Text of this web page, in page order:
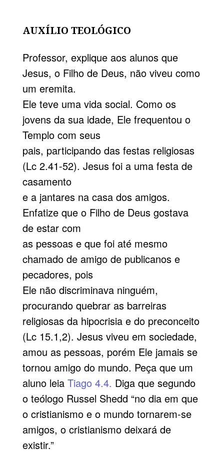
AUXÍLIO TEOLÓGICO
Professor, explique aos alunos que
Jesus, o Filho de Deus, não viveu como
um eremita.
Ele teve uma vida social. Como os
jovens da sua idade, Ele frequentou o
Templo com seus
pais, participando das festas religiosas
(Lc 2.41-52). Jesus foi a uma festa de
casamento
e a jantares na casa dos amigos.
Enfatize que o Filho de Deus gostava
de estar com
as pessoas e que foi até mesmo
chamado de amigo de publicanos e
pecadores, pois
Ele não discriminava ninguém,
procurando quebrar as barreiras
religiosas da hipocrisia e do preconceito
(Lc 15.1,2). Jesus viveu em sociedade,
amou as pessoas, porém Ele jamais se
tornou amigo do mundo. Peça que um
aluno leia Tiago 4.4. Diga que segundo
o teólogo Russel Shedd “no dia em que
o cristianismo e o mundo tornarem-se
amigos, o cristianismo deixará de
existir.”